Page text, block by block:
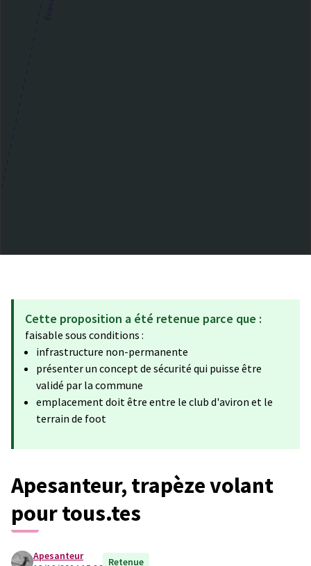
Cette proposition a été retenue parce que :
faisable sous conditions :
infrastructure non-permanente
présenter un concept de sécurité qui puisse être
validé par la commune
emplacement doit être entre le club d'aviron et le
terrain de foot
Apesanteur, trapèze volant
pour tous.tes
Apesanteur
Retenue